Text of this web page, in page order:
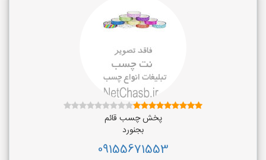
پخش چسب قائم
بجنورد
09155671553